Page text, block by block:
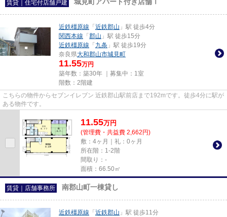
賃貸｜住宅付店舗戸建
近鉄橿原線 「 近鉄郡山 」駅 徒歩4分
関西本線 「 郡山 」駅 徒歩15分
近鉄橿原線 「 九条 」駅 徒歩19分
奈良県大和郡山市城見町
11.55万円
築年数：築30年 ｜募集中： 1室
階数：2階建
こちらの物件からセブンイレブン 近鉄郡山駅前店まで192mです。徒歩4分に駅が
ある物件です。
11.55万円
(管理費・共益費 2,662円)
敷：4ヶ月｜礼：0ヶ月
所在階：1-2階
間取り：-
面積：66.50㎡
賃貸｜店舗事務所 南郡山町一棟貸し
近鉄橿原線 「 近鉄郡山 」駅 徒歩11分